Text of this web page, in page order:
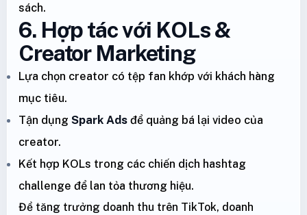
sách.
6. Hợp tác với KOLs &
Creator Marketing
Lựa chọn creator có tệp fan khớp với khách hàng
mục tiêu.
Tận dụng Spark Ads để quảng bá lại video của
creator.
Kết hợp KOLs trong các chiến dịch hashtag
challenge để lan tỏa thương hiệu.
Để tăng trưởng doanh thu trên TikTok, doanh